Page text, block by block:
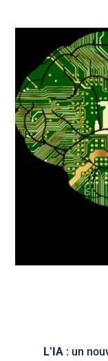
L’IA: un